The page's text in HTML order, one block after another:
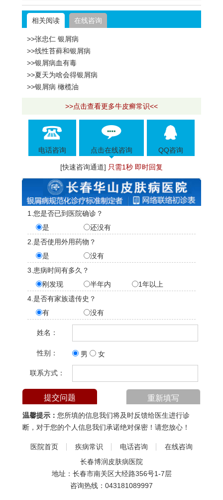
相关阅读 在线咨询
>>张忠仁 银屑病
>>线性苔藓和银屑病
>>银屑病血有毒
>>夏天为啥会得银屑病
>>银屑病 橄榄油
>>点击查看更多牛皮癣常识<<
电话咨询 点击在线咨询 QQ咨询
[快速咨询通道] 只需1秒 即时回复
1.您是否已到医院确诊？
是
还没有
2.是否使用外用药物？
是
没有
3.患病时间有多久？
刚发现
半年内
1年以上
4.是否有家族遗传史？
有
没有
姓名：
性别： 男 女
联系方式：
温馨提示： 您所填的信息我们将及时反馈给医生进行诊
断，对于您的个人信息我们承诺绝对保密！请您放心！
医院首页 疾病常识 电话咨询
在线咨询
长春博润皮肤病医院
地址：长春市南关区大经路356号1-7层
咨询热线： 043181089997